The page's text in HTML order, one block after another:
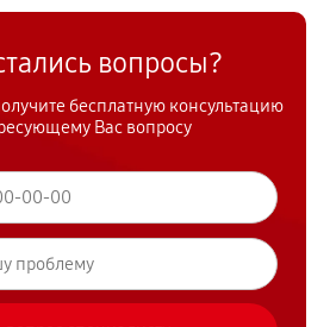
вопросы?
бесплатную консультацию
Вас вопросу